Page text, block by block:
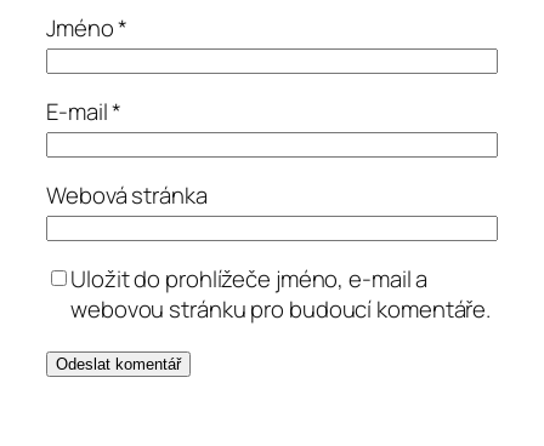
Jméno*
E-mail*
Webová stránka
Uložit do prohlížeče jméno, e-mail a
webovou stránku pro budoucí komentáře.